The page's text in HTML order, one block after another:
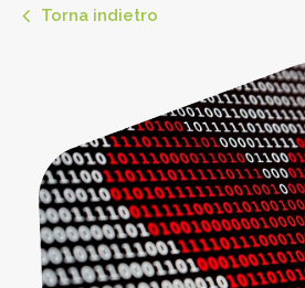
Torna indietro